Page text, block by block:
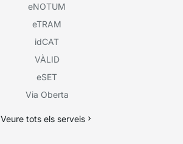
eNOTUM
eTRAM
idCAT
VÀLID
eSET
Via Oberta
Veure tots els serveis